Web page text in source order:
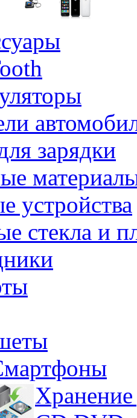
зарядки
устройства
стекла и